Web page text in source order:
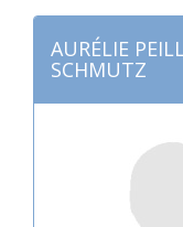
AURÉLIE
SCHMUTZ